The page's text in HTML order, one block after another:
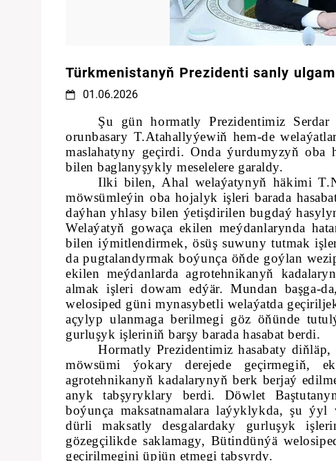
Türkmenistanyň Prezidenti sanly
01.06.2026
Şu gün hormatly Prezidentimiz
orunbasary T.Atahallyýewiň hem-de
maslahatyny geçirdi. Onda ýurdumyzyň oba
bilen baglanyşykly meselelere garaldy.
Ilki bilen, Ahal welaýatynyň häkimi
möwsümleýin oba hojalyk işleri barada
daýhan yhlasy bilen ýetişdirilen bugdaý
Welaýatyň gowaça ekilen meýdanlarynda
bilen iýmitlendirmek, ösüş suwuny tutmak
da pugtalandyrmak boýunça öňde goýlan
ekilen meýdanlarda agrotehnikanyň
almak işleri dowam edýär. Mundan başga-
welosiped güni mynasybetli welaýatda
açylyp ulanmaga berilmegi göz öňünde
gurluşyk işleriniň barşy barada hasabat berdi.
Hormatly Prezidentimiz hasabaty
möwsümi ýokary derejede geçirmegiň,
agrotehnikanyň kadalarynyň berk berjaý
anyk tabşyryklary berdi. Döwlet
boýunça maksatnamalara laýyklykda, şu
dürli maksatly desgalardaky gurluşyk
gözegçilikde saklamagy, Bütindünýä
geçirilmegini üpjün etmegi tabşyrdy.